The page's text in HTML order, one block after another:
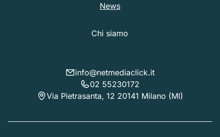
News
Chi siamo
info@netmediaclick.it
02 55230172
Via Pietrasanta, 12 20141 Milano (MI)